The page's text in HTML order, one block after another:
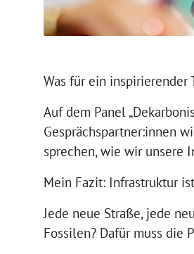
⁨⁨Was für ein inspirierender
Auf dem Panel
Gesprächspartner:innen
sprechen, wie wir unsere
Mein Fazit: Infrastruktur
Jede neue Straße, jede
Fossilen? Dafür muss die